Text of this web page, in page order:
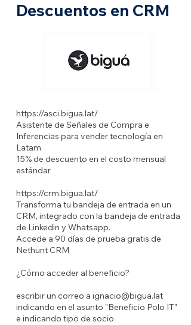
Descuentos en CRM
https://asci.bigua.lat/
Asistente de Señales de Compra e
Inferencias para vender tecnología en
Latam
15% de descuento en el costo mensual
estándar
https://crm.bigua.lat/
Transforma tu bandeja de entrada en un
CRM, integrado con la bandeja de entrada
de Linkedin y Whatsapp.
Accede a 90 días de prueba gratis de
Nethunt CRM
¿Cómo acceder al beneficio?
escribir un correo a ignacio@bigua.lat
indicando en el asunto "Beneficio Polo IT"
e indicando tipo de socio